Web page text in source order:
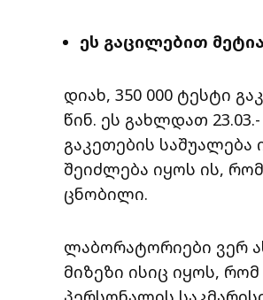
ეს გაცილებით
დიახ, 350 000 ტესტი
წინ. ეს გახლდათ
გაკეთების
შეიძლება იყოს ის, რომ
ცნობილი.
ლაბორატორიები ვერ
მიზეზი ისიც იყოს,